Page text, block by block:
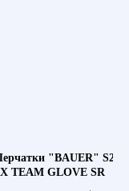
"BAUER" S20
TEAM GLOVE SR